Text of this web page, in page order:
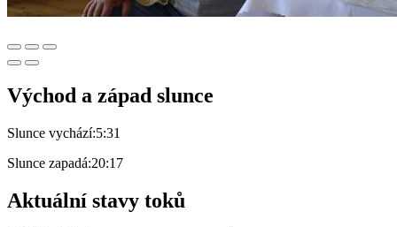
Východ a západ slunce
Slunce vychází:5:31
Slunce zapadá:20:17
Aktuální stavy toků